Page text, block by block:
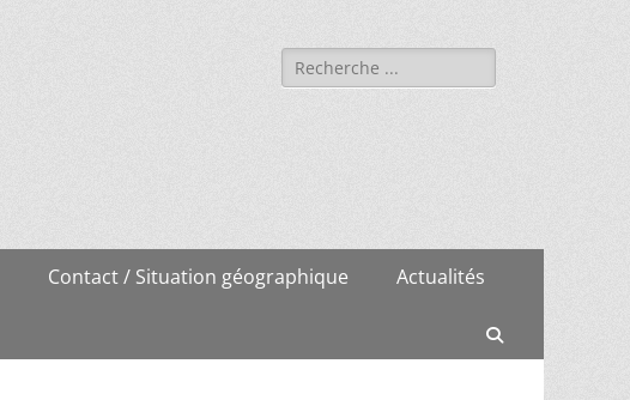
Rechercher :
Contact / Situation géographique Actualités